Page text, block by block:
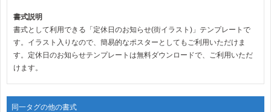
書式説明
書式として利用できる「定休日のお知らせ(街イラスト)」テンプレートで
す。イラスト入りなので、簡易的なポスターとしてもご利用いただけま
す。定休日のお知らせテンプレートは無料ダウンロードで、ご利用いただ
けます。
同一タグの他の書式